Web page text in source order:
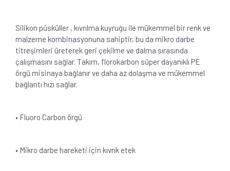
Silikon püsküller , kıvrılma kuyruğu ile mükemmel bir renk ve
malzeme kombinasyonuna sahiptir, bu da mikro darbe
titreşimleri üreterek geri çekilme ve dalma sırasında
çalışmasını sağlar. Takım, florokarbon süper dayanıklı PE
örgü misinaya bağlanır ve daha az dolaşma ve mükemmel
bağlantı hızı sağlar.
• Fluoro Carbon örgü
• Mikro darbe hareketi için kıvrık etek